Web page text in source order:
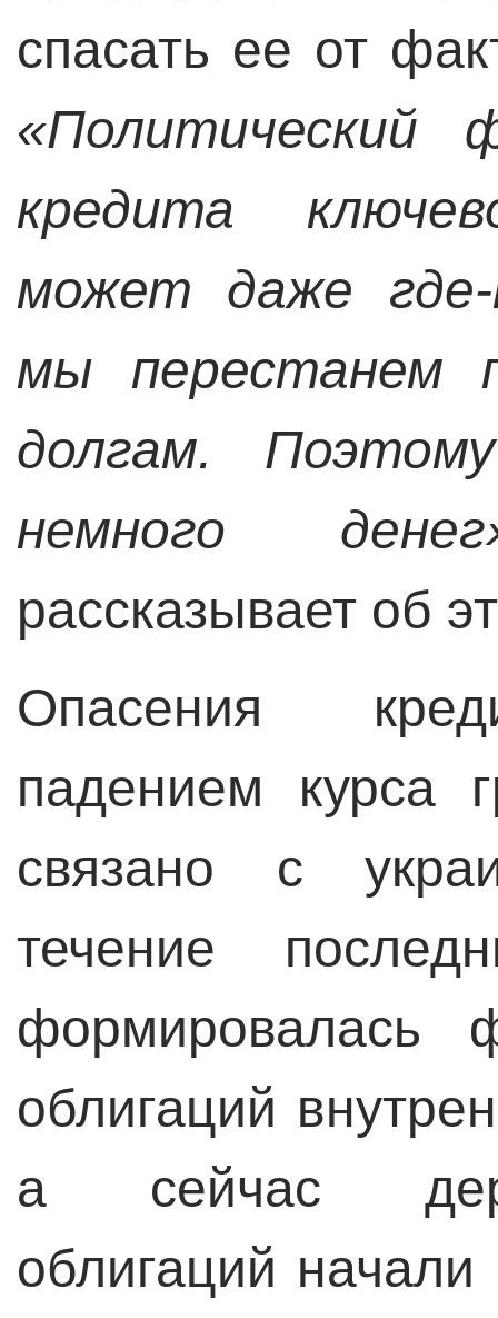
спасать ее от
«Политический
кредита
может даже
мы перестанем
долгам.
немного
рассказывает об
Опасения
падением курса
связано с
течение
формировалась
облигаций
а сейчас
облигаций